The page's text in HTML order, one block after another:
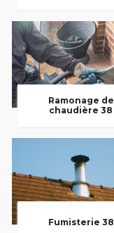
Ramonage de
chaudière 38
Fumisterie 38